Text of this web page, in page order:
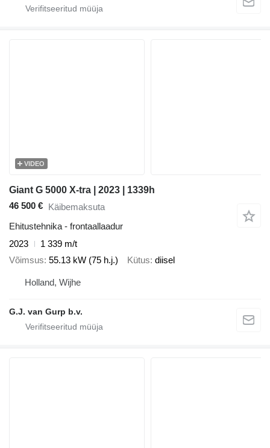
VIDEO
Giant G 5000 X-tra | 2023 | 1339h
46 500 € Käibemaksuta
Ehitustehnika - frontaallaadur
2023
1 339 m/t
Võimsus 55.13 kW (75 h.j.) Kütus diisel
Holland, Wijhe
G.J. van Gurp b.v.